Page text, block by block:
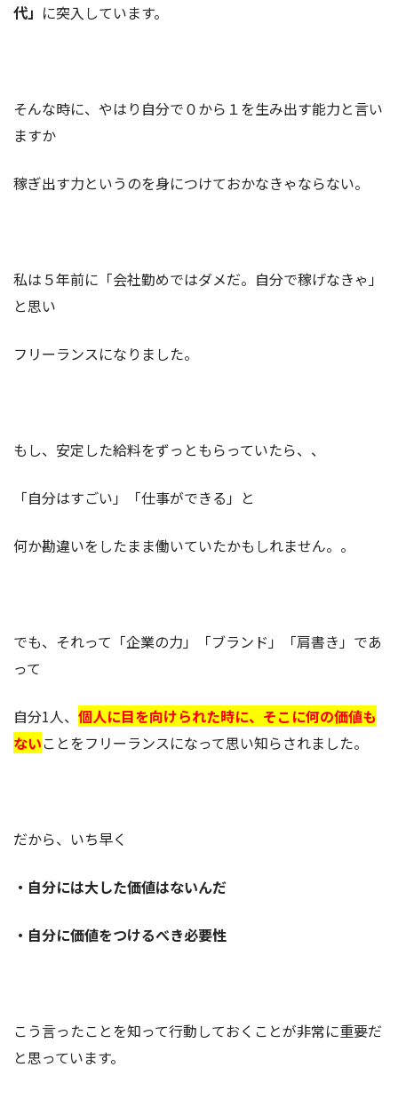
代」 に突入しています。
そんな時に、やはり自分で０から１を生み出す能力と言い
ますか
稼ぎ出す力というのを身につけておかなきゃならない。
私は５年前に「会社勤めではダメだ。自分で稼げなきゃ」
と思い
フリーランスになりました。
もし、安定した給料をずっともらっていたら、、
「自分はすごい」「仕事ができる」と
何か勘違いをしたまま働いていたかもしれません。。
でも、それって「企業の力」「ブランド」「肩書き」であ
って
自分1人、 個人に目を向けられた時に、そこに何の価値も
ないことをフリーランスになって思い知らされました。
だから、いち早く
・自分には大した価値はないんだ
・自分に価値をつけるべき必要性
こう言ったことを知って行動しておくことが非常に重要だ
と思っています。